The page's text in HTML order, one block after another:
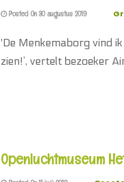
Posted On 30 augustus 2019
'De Menkemaborg vind
zien!’, vertelt bezoeker
Openluchtmuseum